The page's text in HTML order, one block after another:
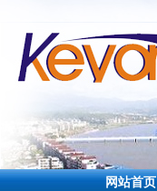
网站首页